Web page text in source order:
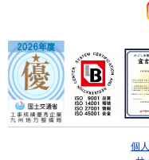
個